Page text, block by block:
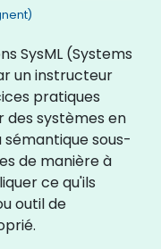
SysML (Systems
un instructeur
pratiques
systèmes en
sémantique sous-
de manière à
ce qu'ils
outil de